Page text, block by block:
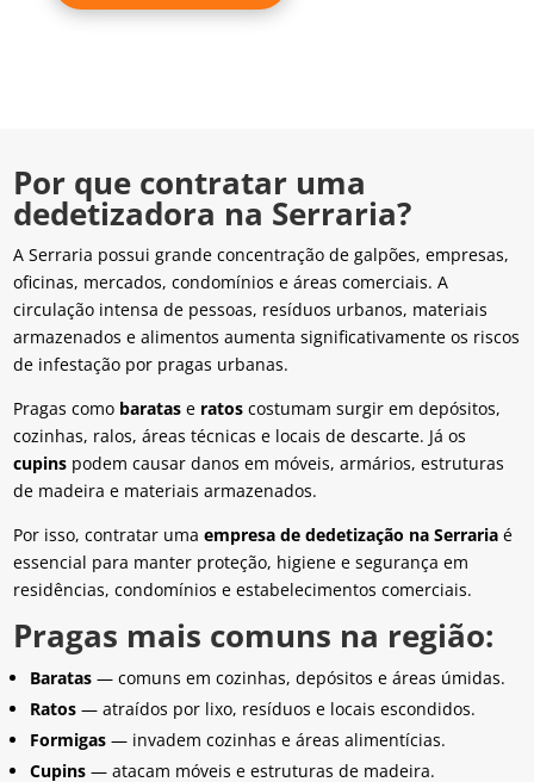
Por que contratar uma
dedetizadora na Serraria?
A Serraria possui grande concentração de galpões, empresas,
oficinas, mercados, condomínios e áreas comerciais. A
circulação intensa de pessoas, resíduos urbanos, materiais
armazenados e alimentos aumenta significativamente os riscos
de infestação por pragas urbanas.
Pragas como baratas e ratos costumam surgir em depósitos,
cozinhas, ralos, áreas técnicas e locais de descarte. Já os
cupins podem causar danos em móveis, armários, estruturas
de madeira e materiais armazenados.
Por isso, contratar umaempresa de dedetização na Serraria é
essencial para manter proteção, higiene e segurança em
residências, condomínios e estabelecimentos comerciais.
Pragas mais comuns na região:
Baratas — comuns em cozinhas, depósitos e áreas úmidas.
Ratos — atraídos por lixo, resíduos e locais escondidos.
Formigas — invadem cozinhas e áreas alimentícias.
Cupins — atacam móveis e estruturas de madeira.